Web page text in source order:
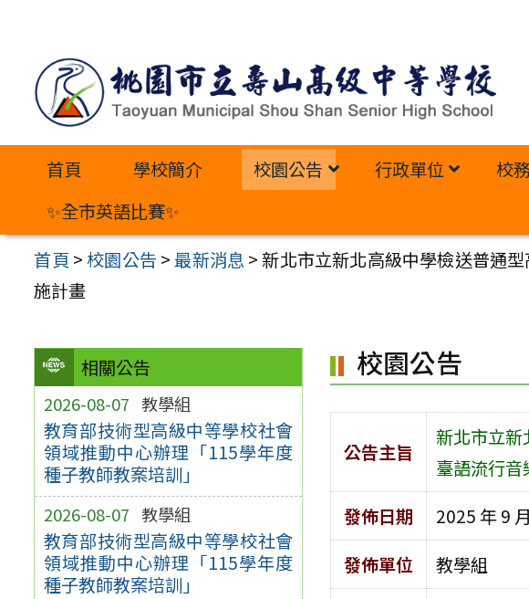
內
首頁 學校簡介 校園公告 行政單位 校
✨全市英語比賽✨
首頁 >校園公告 >最新消息 > 新北市立新北高級中學檢送普通
施計畫
相關公告
2026-08-07 教學組
教育部技術型高級中等學校社會
領域推動中心辦理「115學年度
種子教師教案培訓」
2026-08-07 教學組
教育部技術型高級中等學校社會
領域推動中心辦理「115學年度
種子教師教案培訓」
校園公告
公告主旨
新北市立
臺語流行
發佈日期
2025 年 9
發佈單位
教學組